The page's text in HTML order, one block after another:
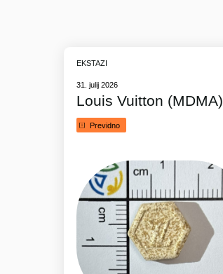
EKSTAZI
31. julij 2026
Louis Vuitton (MDMA)
Previdno